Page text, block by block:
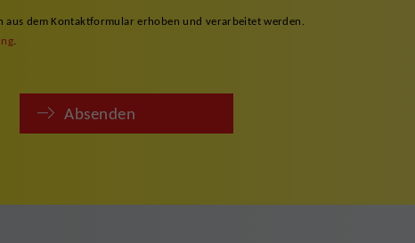
dem Kontaktformular erhoben und verarbeitet werden.
.
Absenden